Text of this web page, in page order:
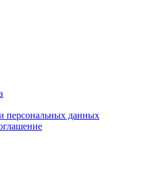
(Витлуф)
персональных данных